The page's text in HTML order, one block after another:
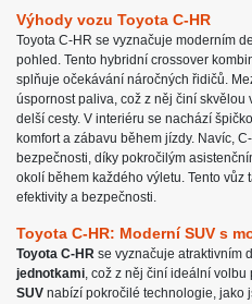
Výhody vozu Toyota C-HR
Toyota C-HR se vyznačuje moderním
pohled. Tento hybridní crossover
splňuje očekávání náročných řidičů.
úspornost paliva, což z něj činí
delší cesty. V interiéru se nachází
komfort a zábavu během jízdy. Navíc,
bezpečnosti, díky pokročilým
okolí během každého výletu. Tento
efektivity a bezpečnosti.
Toyota C-HR: Moderní SUV s
Toyota C-HR se vyznačuje atraktivním
jednotkami, což z něj činí ideální volbu
SUV nabízí pokročilé technologie, jako